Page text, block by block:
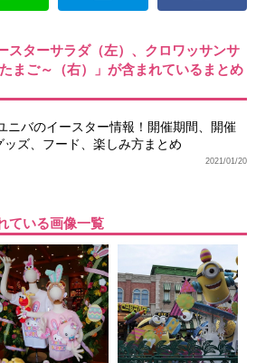
スターサラダ（左）、クロワッサンサ
まご～（右）」が含まれているまとめ
ニバのイースター情報！開催期間、開催
ッズ、フード、楽しみ方まとめ
2021/01/20
ている画像一覧